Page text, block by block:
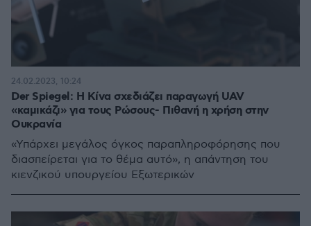
Der Spiegel: Η Κίνα σχεδιάζει παραγωγή UAV
«καμικάζι» για τους Ρώσους- Πιθανή η χρήση στην
Ουκρανία
«Υπάρχει μεγάλος όγκος παραπληροφόρησης που
διασπείρεται για το θέμα αυτό», η απάντηση του
κιενζικού υπουργείου Εξωτερικών
24.02.2023, 10:24